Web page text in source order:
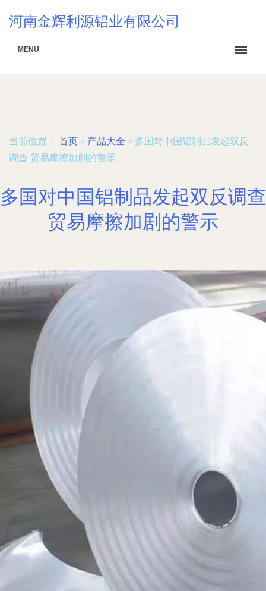
河南金辉利源铝业有限公司
MENU
当前位置： 首页 > 产品大全 > 多国对中国铝制品发起双反
调查 贸易摩擦加剧的警示
多国对中国铝制品发起双反调查
贸易摩擦加剧的警示